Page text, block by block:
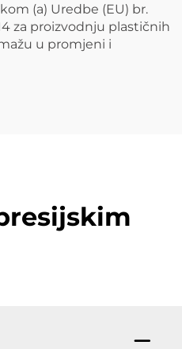
(a) Uredbe (EU) br.
za proizvodnju plastičnih
u promjeni i